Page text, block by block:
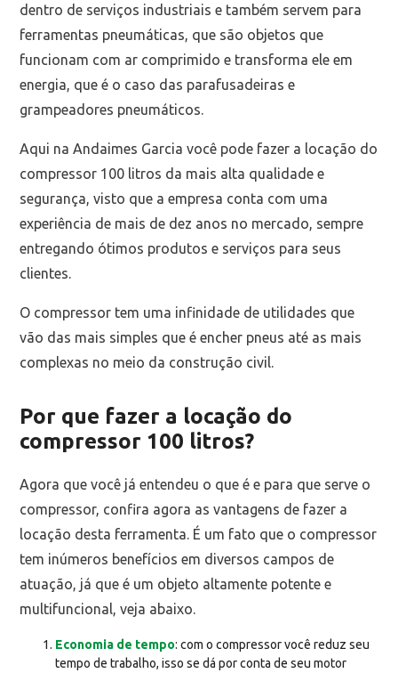
dentro de serviços industriais e também servem para
ferramentas pneumáticas, que são objetos que
funcionam com ar comprimido e transforma ele em
energia, que é o caso das parafusadeiras e
grampeadores pneumáticos.
Aqui na Andaimes Garcia você pode fazer a locação do
compressor 100 litros da mais alta qualidade e
segurança, visto que a empresa conta com uma
experiência de mais de dez anos no mercado, sempre
entregando ótimos produtos e serviços para seus
clientes.
O compressor tem uma infinidade de utilidades que
vão das mais simples que é encher pneus até as mais
complexas no meio da construção civil.
Por que fazer a locação do
compressor 100 litros?
Agora que você já entendeu o que é e para que serve o
compressor, confira agora as vantagens de fazer a
locação desta ferramenta. É um fato que o compressor
tem inúmeros benefícios em diversos campos de
atuação, já que é um objeto altamente potente e
multifuncional, veja abaixo.
Economia de tempo: com o compressor você reduz seu
tempo de trabalho, isso se dá por conta de seu motor